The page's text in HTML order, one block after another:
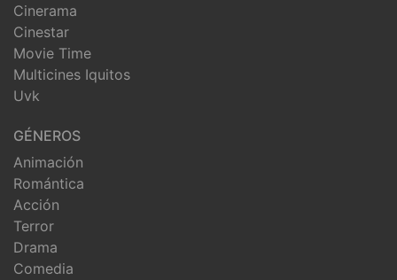
Cinerama
Cinestar
Movie Time
Multicines Iquitos
Uvk
GÉNEROS
Animación
Romántica
Acción
Terror
Drama
Comedia